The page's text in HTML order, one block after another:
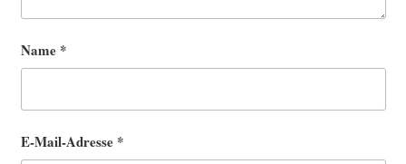
Name *
E-Mail-Adresse *